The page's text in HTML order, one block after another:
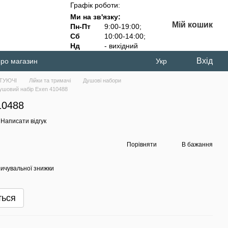
Графік роботи:
Ми на зв'язку:
Пн-Пт
9:00-19:00;
Сб
10:00-14:00;
Нд
- вихідний
Мій кошик
магазин
Укр Вхід
Лійки та тримачі
Душові набори
набір Exen 410488
Написати відгук
Порівняти В бажання
знижки